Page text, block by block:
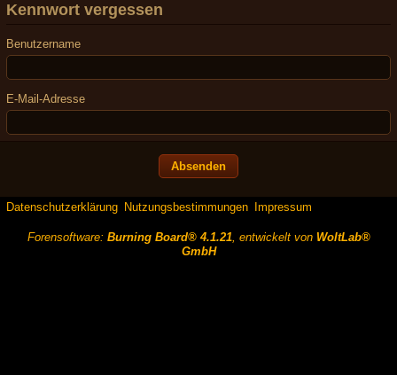
Kennwort vergessen
Benutzername
E-Mail-Adresse
Datenschutzerklärung Nutzungsbestimmungen Impressum
Forensoftware: Burning Board® 4.1.21, entwickelt von WoltLab®
GmbH